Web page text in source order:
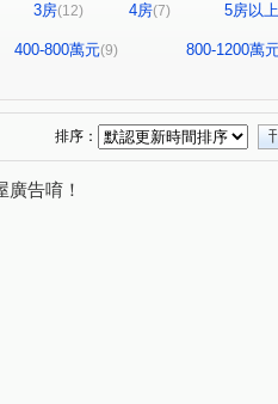
市 (1) 歐悅NO.7(1) 臻愛加州(1)
黎(1) 新捷市 陸光五村EFG區
龍城新村(1) 成章二街(1)
成
長春五路(1) 領航南路二段(1)
賦梅路(1) 民享街(1) 學十一街
龍岡路三段
3房(12) 4房(7) 5房以上
400-800萬元(9)
800-1200萬
排序：
告唷！